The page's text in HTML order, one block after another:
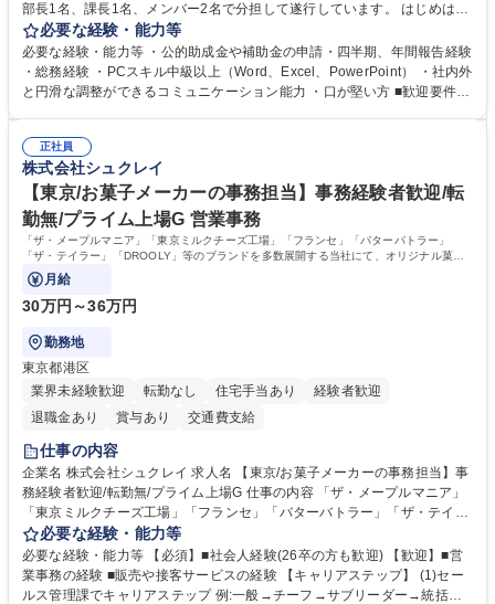
部長1名、課長1名、メンバー2名で分担して遂行しています。 はじめは担
当者として業務を覚えていただき、ゆくゆくはリーダーやマネージャーポ
ジションとして活躍いただくことを期待しています。 【総務・人事グルー
プの業務内容】 ・人事制度関連 ・採用活動 ・教育研修の企画、実行 ・勤
怠管理 ・官公庁への各種提出 ・法定の会議運営（評議員会、理事会） ・
管理 ・福利厚生関連 ・職員からの問合せ、相談対応 ・その他日常の総務
業務全般 募集職種 【東京／文京区】公益財団法人の総務人事業務／年間
休日125日
必要な経験・能力等
必要な経験・能力等 ・公的助成金や補助金の申請・四半期、年間報告経験
・総務経験 ・PCスキル中級以上（Word、Excel、PowerPoint） ・社内外
と円滑な調整ができるコミュニケーション能力 ・口が堅い方 ■歓迎要件
正社員
株式会社シュクレイ
【東京/お菓子メーカーの事務担当】事務経験者歓迎/転
勤無/プライム上場G 営業事務
「ザ・メープルマニア」「東京ミルクチーズ工場」「フランセ」「バターバトラー」
「ザ・テイラー」「DROOLY」等のブランドを多数展開する当社にて、オリジナル菓子
ブランド商品の事務業務をお任せいたします。
月給
30万円～36万円
勤務地
東京都港区
業界未経験歓迎
転勤なし 住宅手当あり
経験者歓迎
退職金あり
賞与あり 交通費支給
仕事の内容
企業名 株式会社シュクレイ 求人名 【東京/お菓子メーカーの事務担当】事
務経験者歓迎/転勤無/プライム上場G 仕事の内容 「ザ・メープルマニア」
「東京ミルクチーズ工場」「フランセ」「バターバトラー」「ザ・テイラ
ー」「DROOLY」等のブランドを多数展開する当社にて、オリジナル菓子
ブランド商品の事務業務をお任せいたします。 【具体的な業務内容】 ■店
舗からの発注受付/PC入力業務 ■受電対応(社内/社外) ■商品のマスター登
録 ■日々の売上抽出・報告 ■提携企業への書類送付業務 ■契約書管理業務
必要な経験・能力等
必要な経験・能力等 【必須】■社会人経験(26卒の方も歓迎) 【歓迎】■営
業事務の経験 ■販売や接客サービスの経験 【キャリアステップ】 (1)セー
ルス管理課でキャリアステップ 例:一般→チーフ→サブリーダー→統括リ